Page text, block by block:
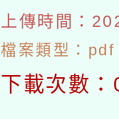
上傳時間：
檔案類型：
下載次數：